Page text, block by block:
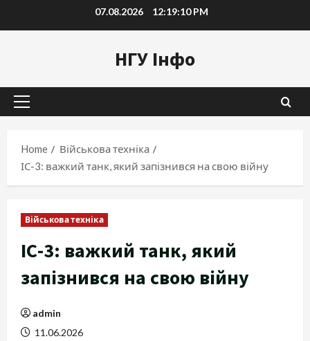
to
07.08.2026 12:19:11 PM
НГУ Інфо
Primary
Home
Військова техніка
ІС-3: важкий танк, який запізнився на свою війну
Військова техніка
ІС-3: важкий танк, який
запізнився на свою війну
admin
11.06.2026